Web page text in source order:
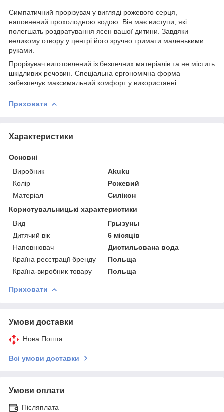
Симпатичний прорізувач у вигляді рожевого серця,
наповнений прохолодною водою. Він має виступи, які
полегшать роздратування ясен вашої дитини. Завдяки
великому отвору у центрі його зручно тримати маленькими
руками.
Прорізувач виготовлений із безпечних матеріалів та не містить
шкідливих речовин. Спеціальна ергономічна форма
забезпечує максимальний комфорт у використанні.
Приховати
Характеристики
Основні
Виробник
Akuku
Колір
Рожевий
Матеріал
Силікон
Користувальницькі характеристики
Вид
Грызуны
Дитячий вік
6 місяців
Наповнювач
Дистильована вода
Країна реєстрації бренду
Польща
Країна-виробник товару
Польща
Приховати
Умови доставки
Нова Пошта
Всі умови доставки
Умови оплати
Післяплата